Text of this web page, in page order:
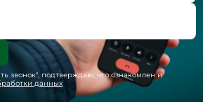
звонок", подтверждаю, что ознакомлен и
данных